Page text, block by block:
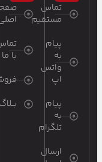
تماس
مستقیم
پیام
به
واتس
اپ
پیام
به
تلگرام
ارسال
با ما
بــلاگ